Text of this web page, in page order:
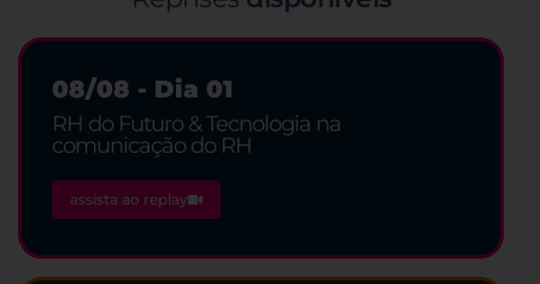
08/08 - Dia 01
RH do Futuro & Tecnologia na
comunicação do RH
assista ao replay